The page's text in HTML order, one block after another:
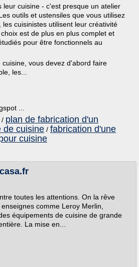
cuisine - c'est presque un atelier
outils et ustensiles que vous utilisez
cuisinistes utilisent leur créativité
est de plus en plus complet et
pour être fonctionnels au
vous devez d'abord faire
les...
...
/ plan de fabrication d'un
de cuisine / fabrication d'une
cuisine
toutes les attentions. On la rêve
comme Leroy Merlin,
équipements de cuisine de grande
La mise en...